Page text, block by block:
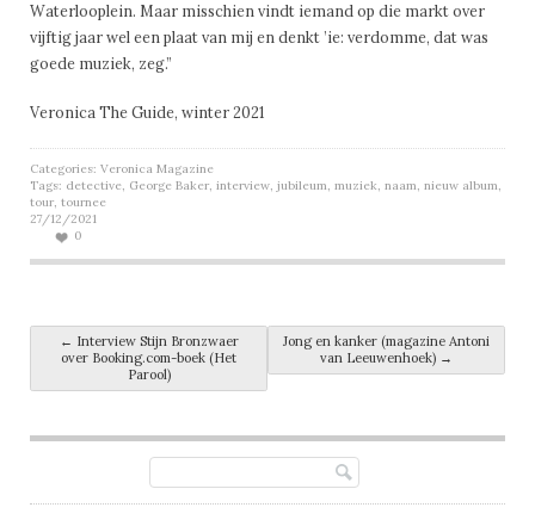
Waterlooplein. Maar misschien vindt iemand op die markt over
vijftig jaar wel een plaat van mij en denkt ’ie: verdomme, dat was
goede muziek, zeg.”
Veronica The Guide, winter 2021
Categories: Veronica Magazine
Tags: detective, George Baker, interview, jubileum, muziek, naam, nieuw album,
tour, tournee
27/12/2021
0
Post navigation
← Interview Stijn Bronzwaer
over Booking.com-boek (Het
Parool)
Jong en kanker (magazine Antoni
van Leeuwenhoek) →